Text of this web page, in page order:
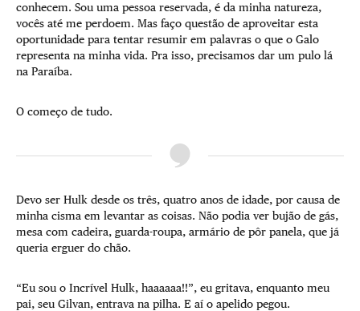
conhecem. Sou uma pessoa reservada, é da minha natureza,
vocês até me perdoem. Mas faço questão de aproveitar esta
oportunidade para tentar resumir em palavras o que o Galo
representa na minha vida. Pra isso, precisamos dar um pulo lá
na Paraíba.
O começo de tudo.
Devo ser Hulk desde os três, quatro anos de idade, por causa de
minha cisma em levantar as coisas. Não podia ver bujão de gás,
mesa com cadeira, guarda-roupa, armário de pôr panela, que já
queria erguer do chão.
“Eu sou o Incrível Hulk, haaaaaa!!”, eu gritava, enquanto meu
pai, seu Gilvan, entrava na pilha. E aí o apelido pegou.